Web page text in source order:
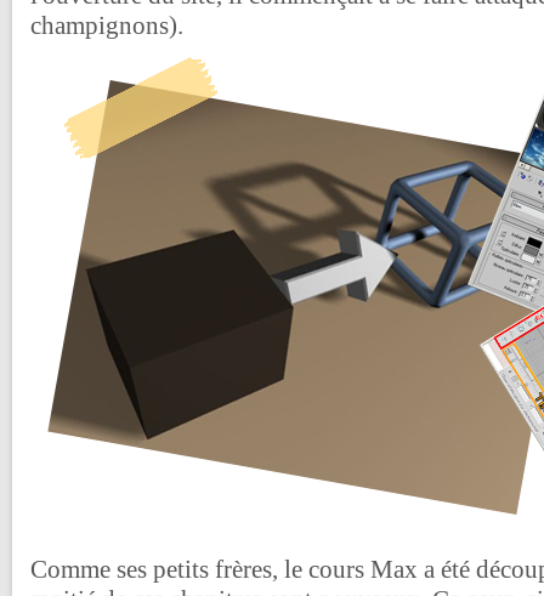
champignons).
Comme ses petits frères, le cours Max a été